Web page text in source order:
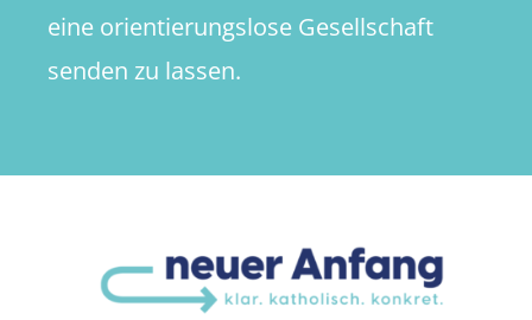
eine orientierungslose Gesellschaft
senden zu lassen.